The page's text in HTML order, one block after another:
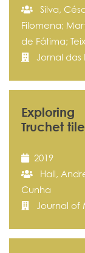
Silva,
Filomena;
de Fátima;
Jornal das
Truchet
2019
Hall,
Cunha
Journal of